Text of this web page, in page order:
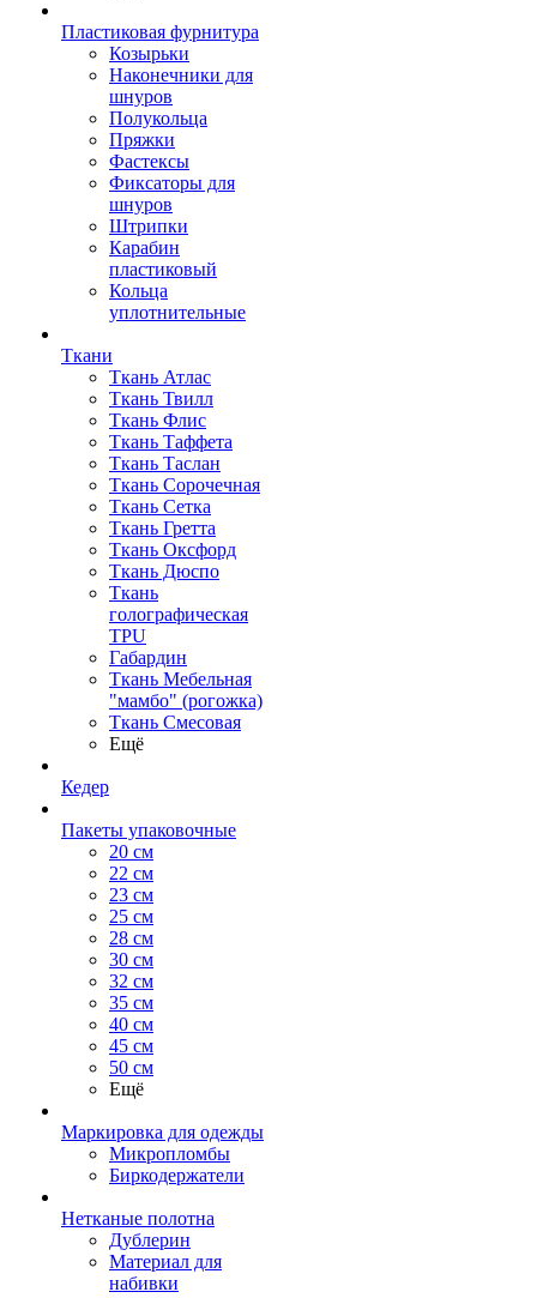
Пластиковая фурнитура
Козырьки
Наконечники для
шнуров
Полукольца
Пряжки
Фастексы
Фиксаторы для
шнуров
Штрипки
Карабин
пластиковый
Кольца
уплотнительные
Ткани
Ткань Атлас
Ткань Твилл
Ткань Флис
Ткань Таффета
Ткань Таслан
Ткань Сорочечная
Ткань Сетка
Ткань Гретта
Ткань Оксфорд
Ткань Дюспо
Ткань
голографическая
TPU
Габардин
Ткань Мебельная
"мамбо" (рогожка)
Ткань Смесовая
Ещё
Кедер
Пакеты упаковочные
20 см
22 см
23 см
25 см
28 см
30 см
32 см
35 см
40 см
45 см
50 см
Ещё
Маркировка для одежды
Микропломбы
Биркодержатели
Нетканые полотна
Дублерин
Материал для
набивки